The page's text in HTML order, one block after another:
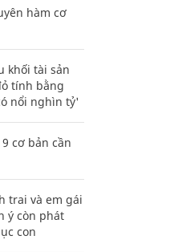
hàm cơ
khối tài sản
tính bằng
nổi nghìn tỷ'
cơ bản cần
trai và em gái
ý còn phát
con